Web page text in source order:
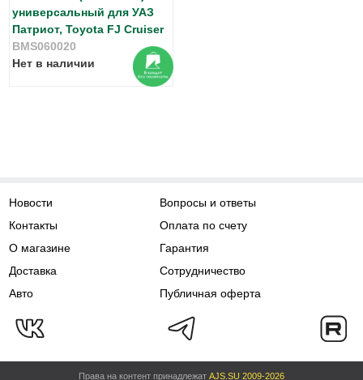
универсальный для УАЗ
Патриот, Toyota FJ Cruiser
BMS060020
Нет в наличии
Новости
Контакты
О магазине
Доставка
Авто
Вопросы и ответы
Оплата по счету
Гарантия
Сотрудничество
Публичная оферта
Права на контент принадлежат AJS.SU 2009-2026